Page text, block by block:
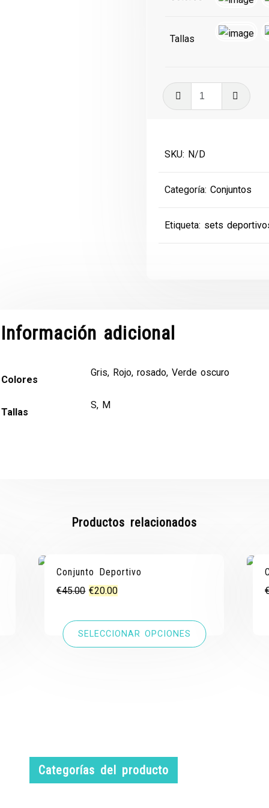
€45.00.
es:
Tallas
Conjunto
Deportivo
SKU: N/D
Categoría:Conjuntos
Etiqueta: sets
Información adicional
Colores
Gris, Rojo, rosado, Verde oscuro
Tallas
S, M
Productos relacionados
Conjunto Deportivo
€45.00 El
original
era:
€20.00El
actual
es:
SELECCIONAR OPCIONES
Categorías del producto